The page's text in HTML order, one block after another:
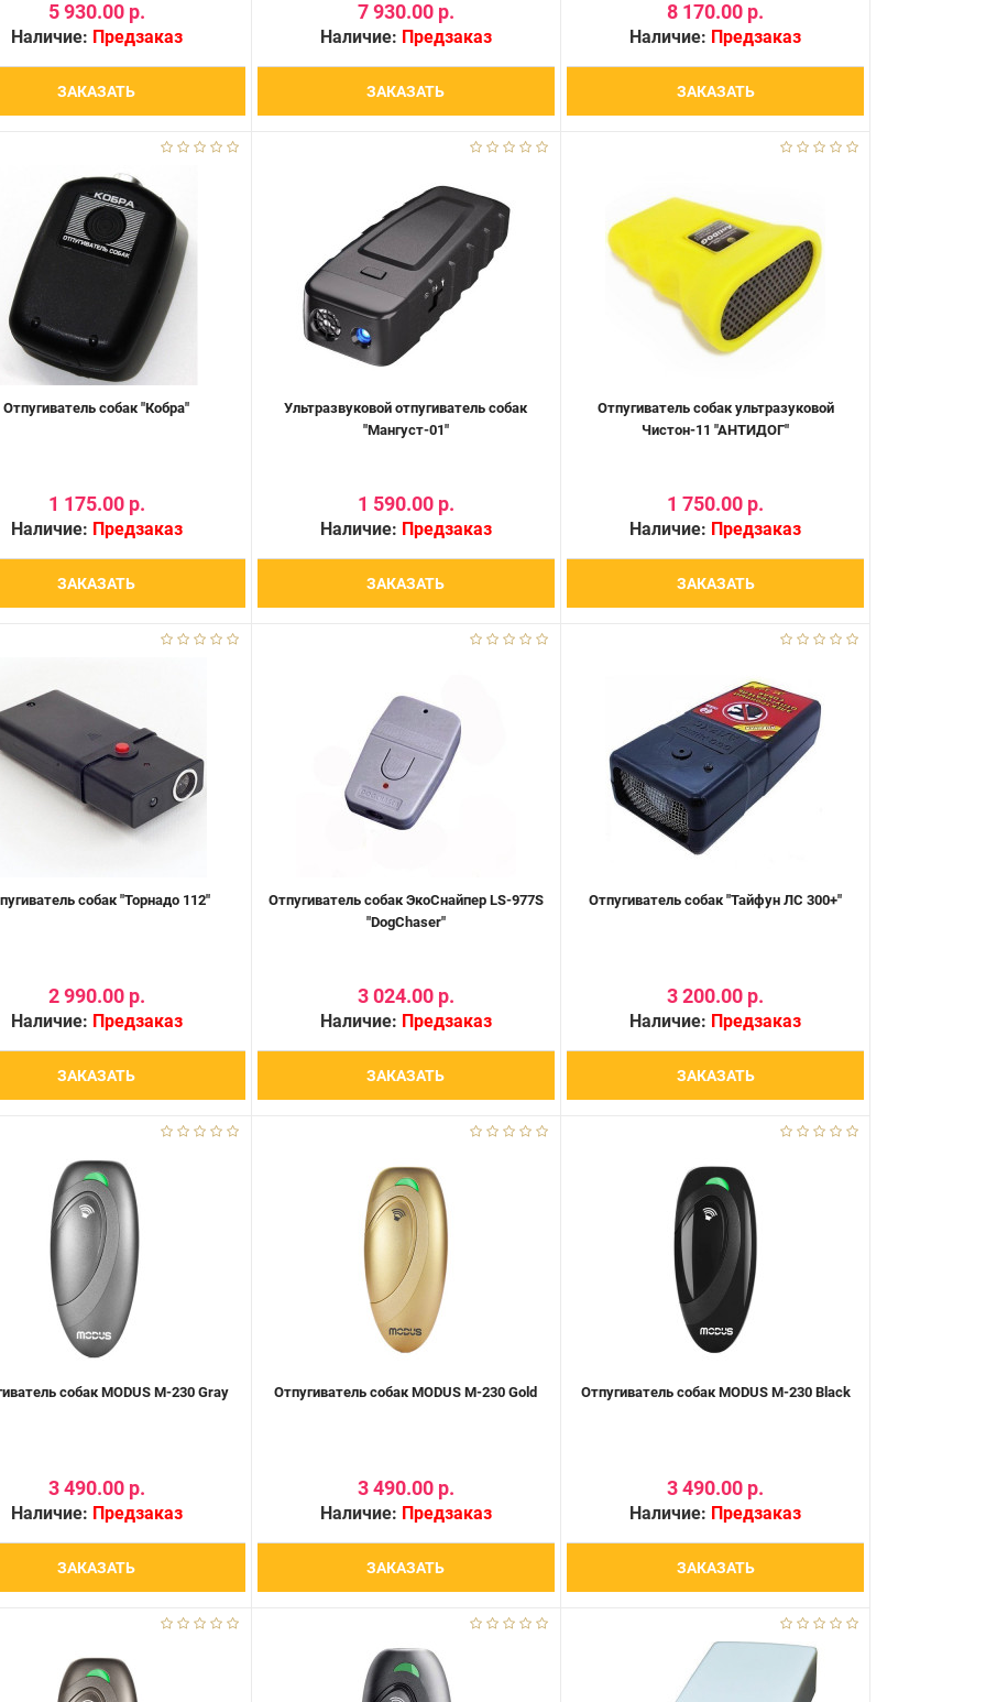
5 930.00 р.
Наличие: Предзаказ
ЗАКАЗАТЬ
7 930.00 р.
Наличие: Предзаказ
ЗАКАЗАТЬ
8 170.00 р.
Наличие: Предзаказ
ЗАКАЗАТЬ
Отпугиватель собак "Кобра"
1 175.00 р.
Наличие: Предзаказ
ЗАКАЗАТЬ
Ультразвуковой отпугиватель собак
"Мангуст-01"
1 590.00 р.
Наличие: Предзаказ
ЗАКАЗАТЬ
Отпугиватель собак ультразуковой
Чистон-11 "АНТИДОГ"
1 750.00 р.
Наличие: Предзаказ
ЗАКАЗАТЬ
собак "Торнадо 112"
2 990.00 р.
Наличие: Предзаказ
ЗАКАЗАТЬ
Отпугиватель собак ЭкоСнайпер LS-977S
"DogChaser"
3 024.00 р.
Наличие: Предзаказ
ЗАКАЗАТЬ
Отпугиватель собак "Тайфун ЛС 300+"
3 200.00 р.
Наличие: Предзаказ
ЗАКАЗАТЬ
собак MODUS М-230 Gray
3 490.00 р.
Наличие: Предзаказ
ЗАКАЗАТЬ
Отпугиватель собак MODUS М-230 Gold
3 490.00 р.
Наличие: Предзаказ
ЗАКАЗАТЬ
Отпугиватель собак MODUS М-230 Black
3 490.00 р.
Наличие: Предзаказ
ЗАКАЗАТЬ